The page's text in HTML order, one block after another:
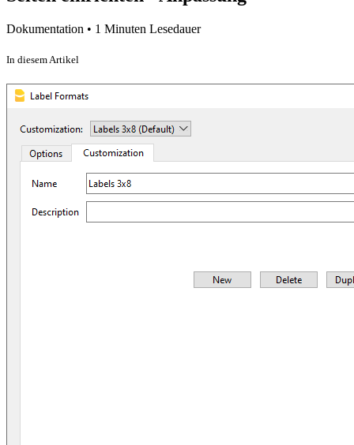
Dokumentation • 1 Minuten Lesedauer
In diesem Artikel